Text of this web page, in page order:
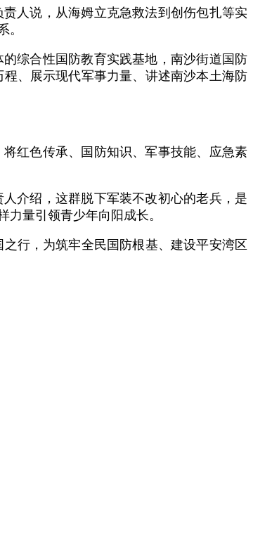
人说，从海姆立克急救法到创伤包扎等实
。
综合性国防教育实践基地，南沙街道国防
、展示现代军事力量、讲述南沙本土海防
红色传承、国防知识、军事技能、应急素
介绍，这群脱下军装不改初心的老兵，是
量引领青少年向阳成长。
行，为筑牢全民国防根基、建设平安湾区